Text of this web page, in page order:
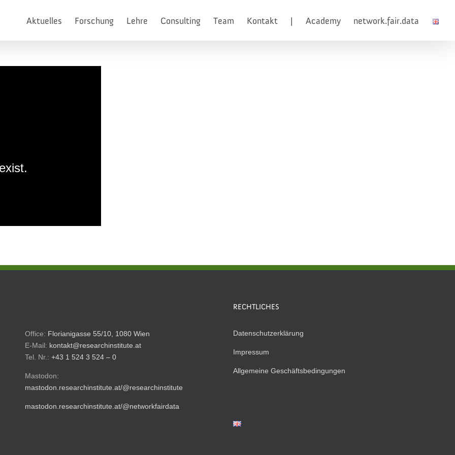
Aktuelles Forschung Lehre Consulting Team Kontakt Academy network.fair.data
Office: Florianigasse 55/10, 1080 Wien
E-Mail: kontakt@researchinstitute.at
Tel. Nr.: +43 1 524 3 524 – 0
Mastodon:
mastodon.researchinstitute.at/@researchinstitute
mastodon.researchinstitute.at/@networkfairdata
RECHTLICHES
Datenschutzerklärung
Impressum
Allgemeine Geschäftsbedingungen